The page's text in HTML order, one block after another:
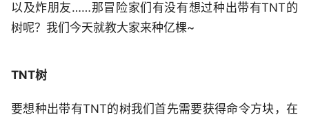
以及炸朋友……那冒险家们有没有想过种出带有TNT的
树呢？我们今天就教大家来种亿棵~
TNT树
要想种出带有TNT的树我们首先需要获得命令方块，在